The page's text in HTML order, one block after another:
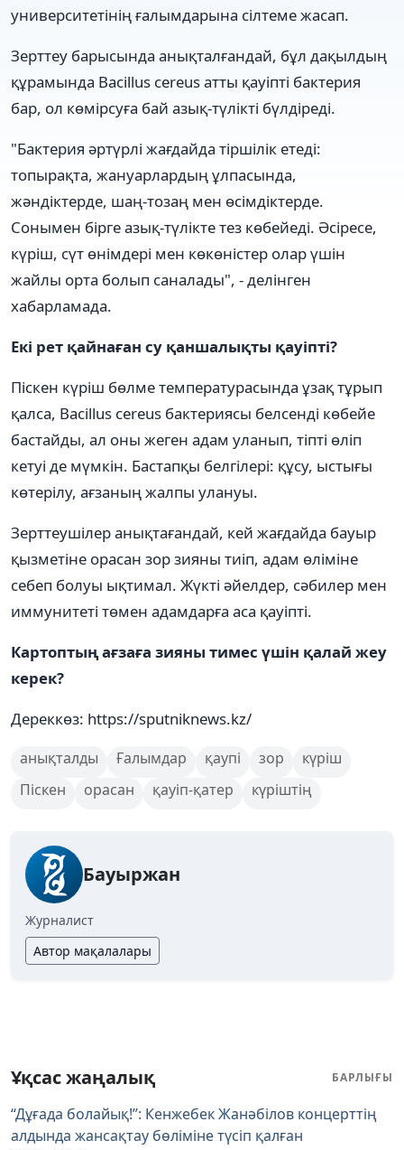
университетінің ғалымдарына сілтеме жасап.
Зерттеу барысында анықталғандай, бұл дақылдың
құрамында Bacillus cereus атты қауіпті бактерия
бар, ол көмірсуға бай азық-түлікті бүлдіреді.
"Бактерия әртүрлі жағдайда тіршілік етеді:
топырақта, жануарлардың ұлпасында,
жәндіктерде, шаң-тозаң мен өсімдіктерде.
Сонымен бірге азық-түлікте тез көбейеді. Әсіресе,
күріш, сүт өнімдері мен көкөністер олар үшін
жайлы орта болып саналады", - делінген
хабарламада.
Екі рет қайнаған су қаншалықты қауіпті?
Піскен күріш бөлме температурасында ұзақ тұрып
қалса, Bacillus cereus бактериясы белсенді көбейе
бастайды, ал оны жеген адам уланып, тіпті өліп
кетуі де мүмкін. Бастапқы белгілері: құсу, ыстығы
көтерілу, ағзаның жалпы улануы.
Зерттеушілер анықтағандай, кей жағдайда бауыр
қызметіне орасан зор зияны тиіп, адам өліміне
себеп болуы ықтимал. Жүкті әйелдер, сәбилер мен
иммунитеті төмен адамдарға аса қауіпті.
Картоптың ағзаға зияны тимес үшін қалай жеу
керек?
Дереккөз: https://sputniknews.kz/
анықталды Ғалымдар қаупі зор
күріш
Піскен
орасан қауіп-қатер күріштің
Бауыржан
Журналист
Автор мақалалары
Ұқсас жаңалық БАРЛЫҒЫ
“Дұғада болайық!”: Кенжебек Жанәбілов концерттің
алдында жансақтау бөліміне түсіп қалған